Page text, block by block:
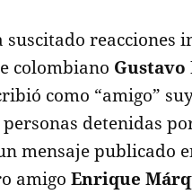
reacciones
colombiano Gustavo
como “amigo”
detenidas
mensaje publicado
amigoEnrique